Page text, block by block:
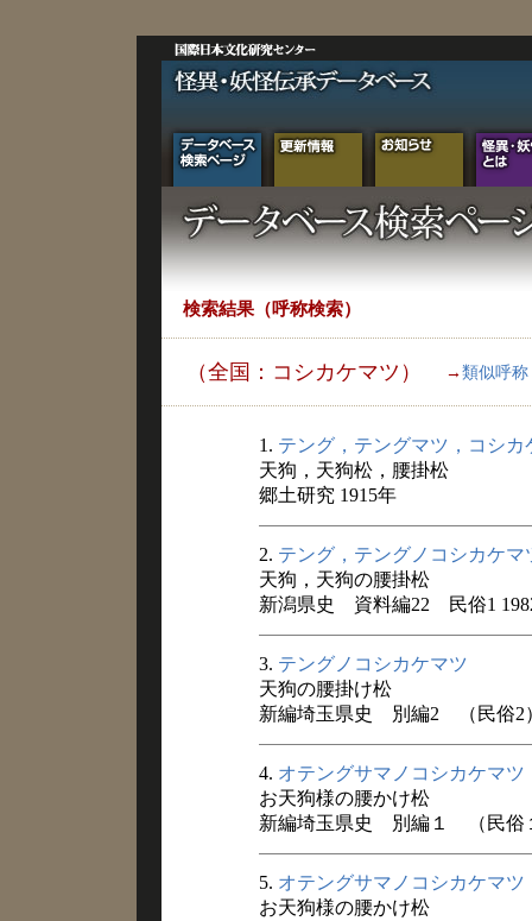
検索結果（呼称検索）
（全国：コシカケマツ） → 類似呼称
1. テング，テングマツ，コシカ
天狗，天狗松，腰掛松
郷土研究 1915年
2. テング，テングノコシカケマ
天狗，天狗の腰掛松
新潟県史 資料編22 民俗1
3. テングノコシカケマツ
天狗の腰掛け松
新編埼玉県史 別編2 （民俗2
4. オテングサマノコシカケマツ
お天狗様の腰かけ松
新編埼玉県史 別編１ （民俗
5. オテングサマノコシカケマツ
お天狗様の腰かけ松